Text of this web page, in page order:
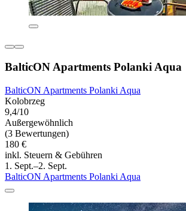
BalticON Apartments Polanki Aqua
BalticON Apartments Polanki Aqua
Kolobrzeg
9,4/10
Außergewöhnlich
(3 Bewertungen)
180 €
inkl. Steuern & Gebühren
1. Sept.–2. Sept.
BalticON Apartments Polanki Aqua